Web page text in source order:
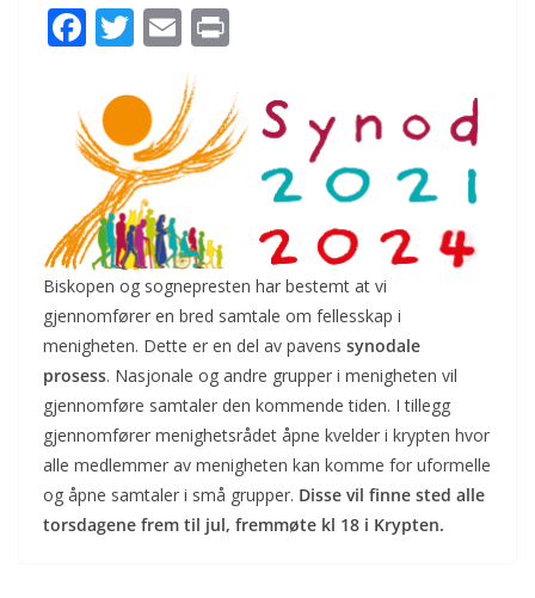
F
e
b
o
o
k
T
itt
er
E
m
ai
l
t
Biskopen og sognepresten har bestemt at vi
gjennomfører en bred samtale om fellesskap i
menigheten. Dette er en del av pavens synodale
prosess. Nasjonale og andre grupper i menigheten vil
gjennomføre samtaler den kommende tiden. I tillegg
gjennomfører menighetsrådet åpne kvelder i krypten hvor
alle medlemmer av menigheten kan komme for uformelle
og åpne samtaler i små grupper. Disse vil finne sted alle
torsdagene frem til jul, fremmøte kl 18 i Krypten.